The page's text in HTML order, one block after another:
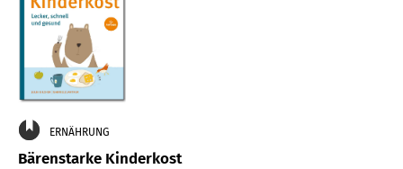
ERNÄHRUNG
Bärenstarke Kinderkost